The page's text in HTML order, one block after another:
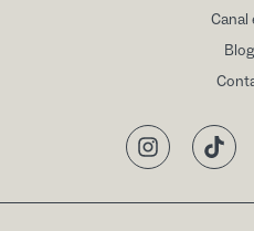
Canal
InstagramTikTok